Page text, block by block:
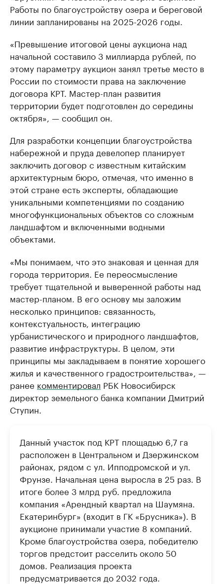
Работы по благоустройству озера и береговой
линии запланированы на 2025-2026 годы.
«Превышение итоговой цены аукциона над
начальной составило 3 миллиарда рублей, по
этому параметру аукцион занял третье место в
России по стоимости права на заключение
договора КРТ. Мастер-план развития
территории будет подготовлен до середины
октября», — сообщил он.
Для разработки концепции благоустройства
набережной и пруда девелопер планирует
заключить договор с известным китайским
архитектурным бюро, отмечая, что именно в
этой стране есть эксперты, обладающие
уникальными компетенциями по созданию
многофункциональных объектов со сложным
ландшафтом и включенными водными
объектами.
«Мы понимаем, что это знаковая и ценная для
города территория. Ее переосмысление
требует тщательной и выверенной работы над
мастер-планом. В его основу мы заложим
несколько принципов: связанность,
контекстуальность, интеграцию
урбанистического и природного ландшафтов,
развитие инфраструктуры. В целом, эти
принципы мы закладываем в понятие хорошего
жилья и качественного градостроительства», —
ранее комментировал РБК Новосибирск
директор земельного банка компании Дмитрий
Ступин.
Данный участок под КРТ площадью 6,7 га
расположен в Центральном и Дзержинском
районах, рядом с ул. Ипподромской и ул.
Фрунзе. Начальная цена выросла в 25 раз. В
итоге более 3 млрд руб. предложила
компания «Арендный квартал на Шаумяна.
Екатеринбург» (входит в ГК «Брусника»). В
аукционе принимали участие 8 компаний.
Кроме благоустройства озера, победителю
торгов предстоит расселить около 50
домов. Реализация проекта
предусматривается до 2032 года.